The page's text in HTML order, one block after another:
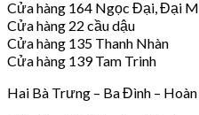
Cửa hàng 164 Ngọc Đại, Đại
Cửa hàng 22 cầu dậu
Cửa hàng 135 Thanh Nhàn
Cửa hàng 139 Tam Trinh
Hai Bà Trưng – Ba Đình –